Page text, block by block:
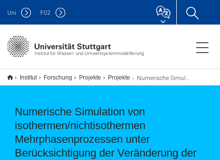
Institut für Wasser- und Umweltsystemmodellierung
Uni F02
Institut Forschung Projekte Projekte Numerische Simulation von isothermen/nichtisothermen Mehrphasenprozessen unter Berücksichtigung der Veränderung der Fluideigenschaften (modular aufgebautes Modellsystem)
Numerische Simulation von
isothermen/nichtisothermen
Mehrphasenprozessen unter
Berücksichtigung der Veränderung der